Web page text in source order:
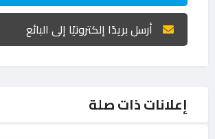
أرسل بريدًا إلكترونيًا إلى البائع
إعلانات ذات صلة